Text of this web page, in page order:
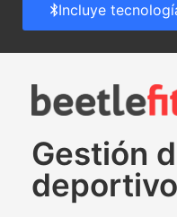
Incluye
Gestión